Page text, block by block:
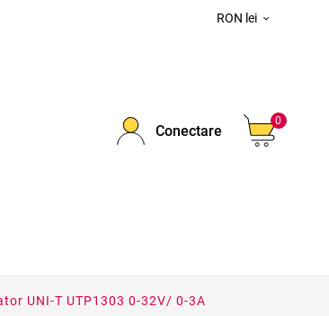
RON lei 
Conectare
0
UNI-T UTP1303 0-32V/ 0-3A